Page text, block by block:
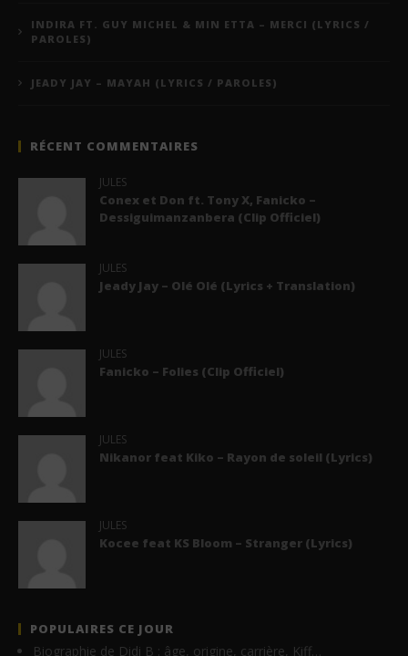
INDIRA FT. GUY MICHEL & MIN ETTA – MERCI (LYRICS /
PAROLES)
JEADY JAY – MAYAH (LYRICS / PAROLES)
RÉCENT COMMENTAIRES
JULES
Conex et Don ft. Tony X, Fanicko –
Dessiguimanzanbera (Clip Officiel)
JULES
Jeady Jay – Olé Olé (Lyrics + Translation)
JULES
Fanicko – Folies (Clip Officiel)
JULES
Nikanor feat Kiko – Rayon de soleil (Lyrics)
JULES
Kocee feat KS Bloom – Stranger (Lyrics)
POPULAIRES CE JOUR
Biographie de Didi B : âge, origine, carrière, Kiff…